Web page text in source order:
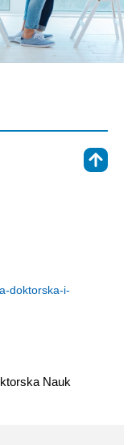
doktorska-i-
Nauk